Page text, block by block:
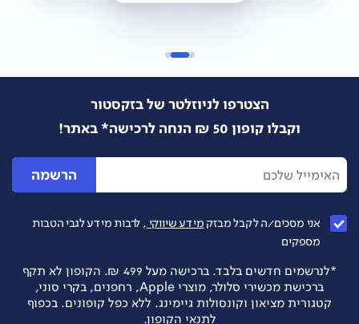
הצטרפו לניוזלטר של בזקסטור
וקבלו קופון 50 ₪ הנחה לרכישה* באתר!
הרשמה
אני מסכים/ה לקבל מבזק מידע שיווקי , לרבות מידע לגבי הטבות
מספקים
*לנרשמים חדשים בלבד. ברכישה מעל 499 ₪. הקופון לא תקף
ברכישת מכשירי סלולר, מוצרי Apple, רחפנים, בקרי סוני,
קטגורית מציאון וקונסולות גיימינג. ללא כפל קופונים. בכפוף
לתנאי הקופון.